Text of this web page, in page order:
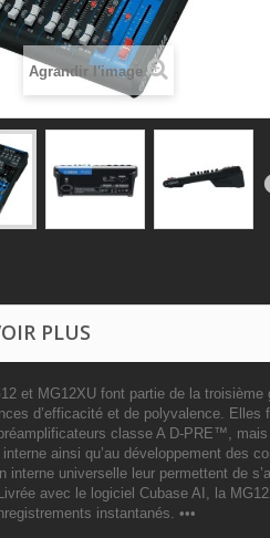
Agrandir l'image
PLUS
et MG12XU font partie de la
d’efficacité et de polyvalence.
classe A D-PRE™,
ainsi qu’au développement des
interne universelle leur permettent de
avec le logiciel Cubase AI, la
instantanés. •••